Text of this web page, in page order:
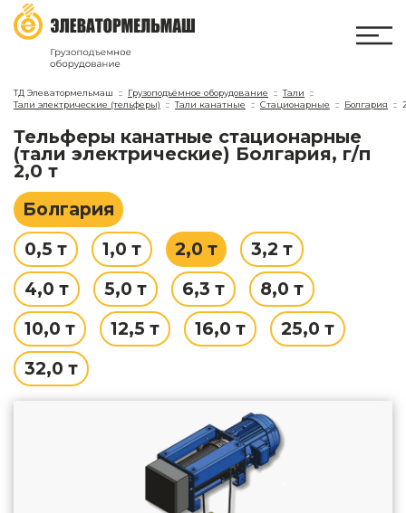
ТД Элеватормельмаш Грузоподъёмное оборудование
Тали
Тали электрические (тельферы)
Тали канатные Стационарные Болгария
Тельферы канатные стационарные
(тали электрические) Болгария, г/п
2,0 т
Болгария
0,5 т
1,0 т 2,0 т
3,2 т
4,0 т
5,0 т 6,3 т
8,0 т
10,0 т
12,5 т 16,0 т
25,0 т
32,0 т